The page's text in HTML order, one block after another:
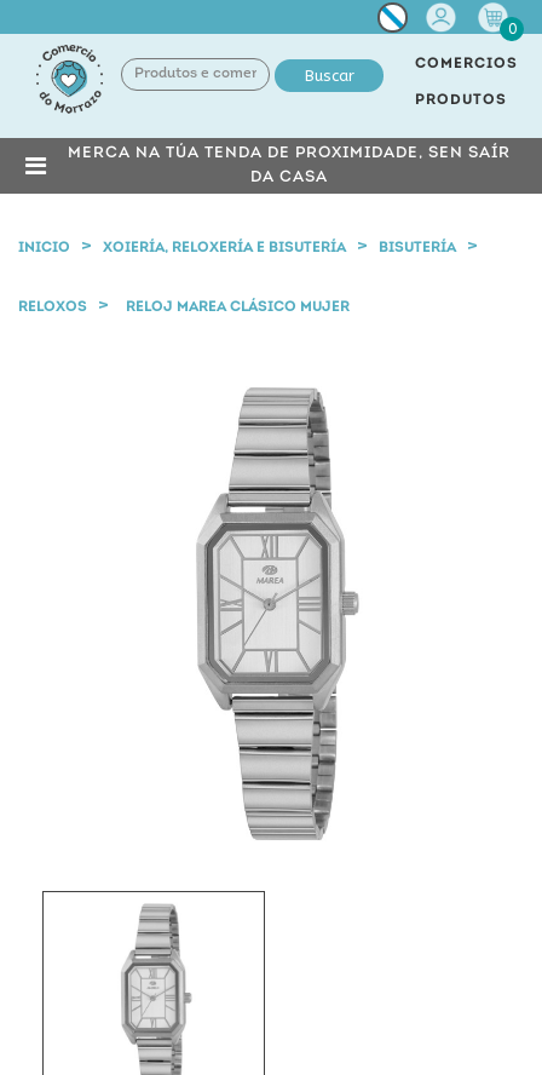
Miña
conta
0
Buscar
COMERCIOS
PRODUTOS
MERCA NA TÚA TENDA DE PROXIMIDADE, SEN SAÍR
DA CASA
INICIO XOIERÍA, RELOXERÍA E BISUTERÍA BISUTERÍA
RELOXOS RELOJ MAREA CLÁSICO MUJER